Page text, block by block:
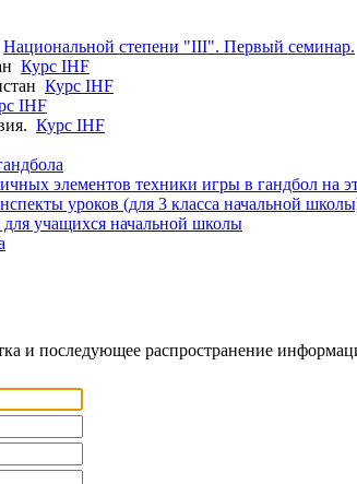
Национальной степени "III". Первый семинар.
Курс IHF
Курс IHF
IHF
Курс IHF
элементов техники игры в гандбол на
уроков (для 3 класса начальной
учащихся начальной школы
и последующее распространение